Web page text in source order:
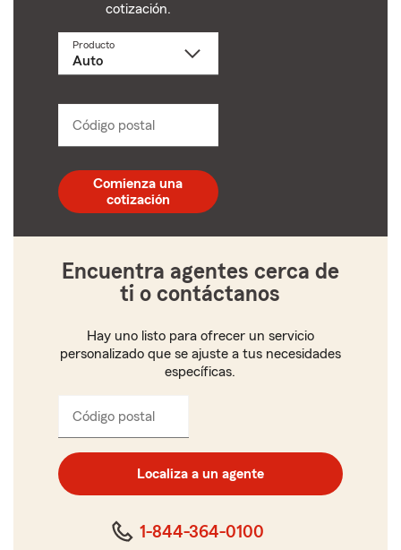
cotización.
ProductoSelecciona
Código postal
postal
de
5
Comienza una
cotización
Encuentra agentes cerca de
ti o contáctanos
Hay uno listo para ofrecer un servicio
personalizado que se ajuste a tus necesidades
específicas.
Código postal
código
postal
de
cinco
Localiza a un agente
1-844-364-0100